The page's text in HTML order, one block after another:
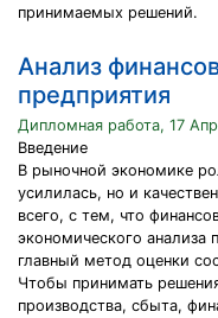
принимаемых решений.
Анализ
предприятия
Дипломная работа, 17
Введение
В рыночной экономике
усилилась, но и
всего, с тем, что
экономического анализа
главный метод оценки
Чтобы принимать
производства, сбыта,